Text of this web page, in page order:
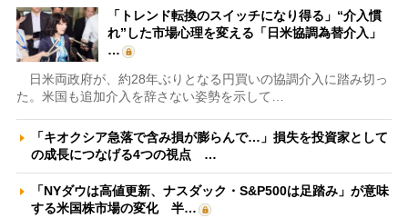
「トレンド転換のスイッチになり得る」“介入慣
れ”した市場心理を変える「日米協調為替介入」
…
日米両政府が、約28年ぶりとなる円買いの協調介入に踏み切っ
た。米国も追加介入を辞さない姿勢を示して…
「キオクシア急落で含み損が膨らんで…」損失を投資家として
の成長につなげる4つの視点 …
「NYダウは高値更新、ナスダック・S&P500は足踏み」が意味
する米国株市場の変化 半…